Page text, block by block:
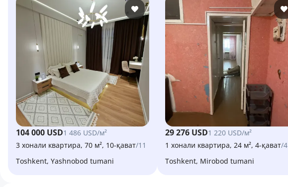
104 000 USD1 486 USD/м²
3 хонали квартира, 70 м², 10-қават/11
Toshkent, Yashnobod tumani
29 276 USD1 220 USD/м²
1 хонали квартира, 24 м², 4-қават/4
Toshkent, Mirobod tumani